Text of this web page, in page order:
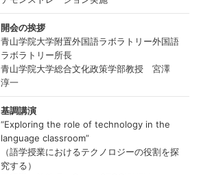
開会の挨拶
青山学院大学附置外国語ラボラトリー外国語
ラボラトリー所長
青山学院大学総合文化政策学部教授 宮澤
淳一
基調講演
“Exploring the role of technology in the
language classroom”
（語学授業におけるテクノロジーの役割を探
究する）